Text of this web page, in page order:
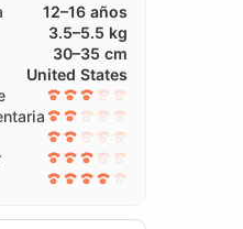
12–16 años
3.5–5.5 kg
30–35 cm
United States